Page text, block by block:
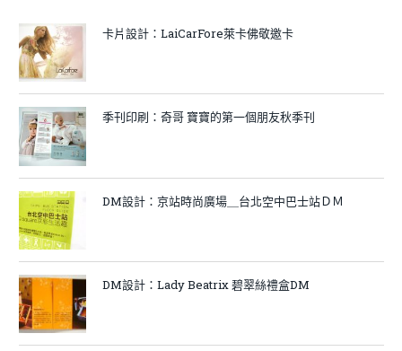
卡片設計：LaiCarFore萊卡佛敬邀卡
季刊印刷：奇哥 寶寶的第一個朋友秋季刊
DM設計：京站時尚廣場＿台北空中巴士站ＤＭ
DM設計：Lady Beatrix 碧翠絲禮盒DM